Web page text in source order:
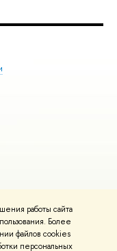
работы сайта
Более
файлов cookies
персональных